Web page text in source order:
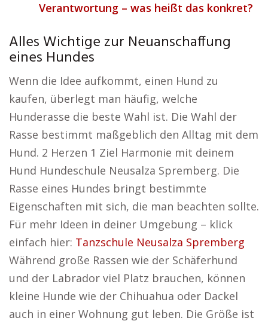
Verantwortung – was heißt das konkret?
Alles Wichtige zur Neuanschaffung
eines Hundes
Wenn die Idee aufkommt, einen Hund zu
kaufen, überlegt man häufig, welche
Hunderasse die beste Wahl ist. Die Wahl der
Rasse bestimmt maßgeblich den Alltag mit dem
Hund. 2 Herzen 1 Ziel Harmonie mit deinem
Hund Hundeschule Neusalza Spremberg. Die
Rasse eines Hundes bringt bestimmte
Eigenschaften mit sich, die man beachten sollte.
Für mehr Ideen in deiner Umgebung – klick
einfach hier: Tanzschule Neusalza Spremberg
Während große Rassen wie der Schäferhund
und der Labrador viel Platz brauchen, können
kleine Hunde wie der Chihuahua oder Dackel
auch in einer Wohnung gut leben. Die Größe ist